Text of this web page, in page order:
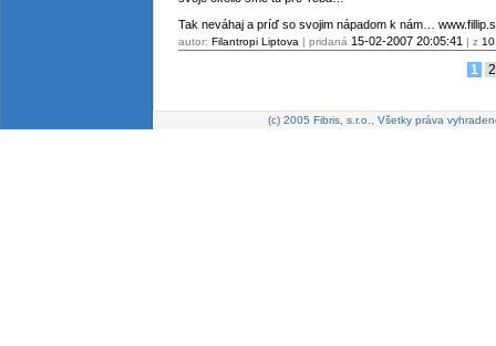
Tak neváhaj a príď so svojim nápadom k nám…
autor: Filantropi Liptova | pridaná 15-02-2007 20:05:41 | z
1 2
(c) 2005 Fibris, s.r.o., Všetky práva